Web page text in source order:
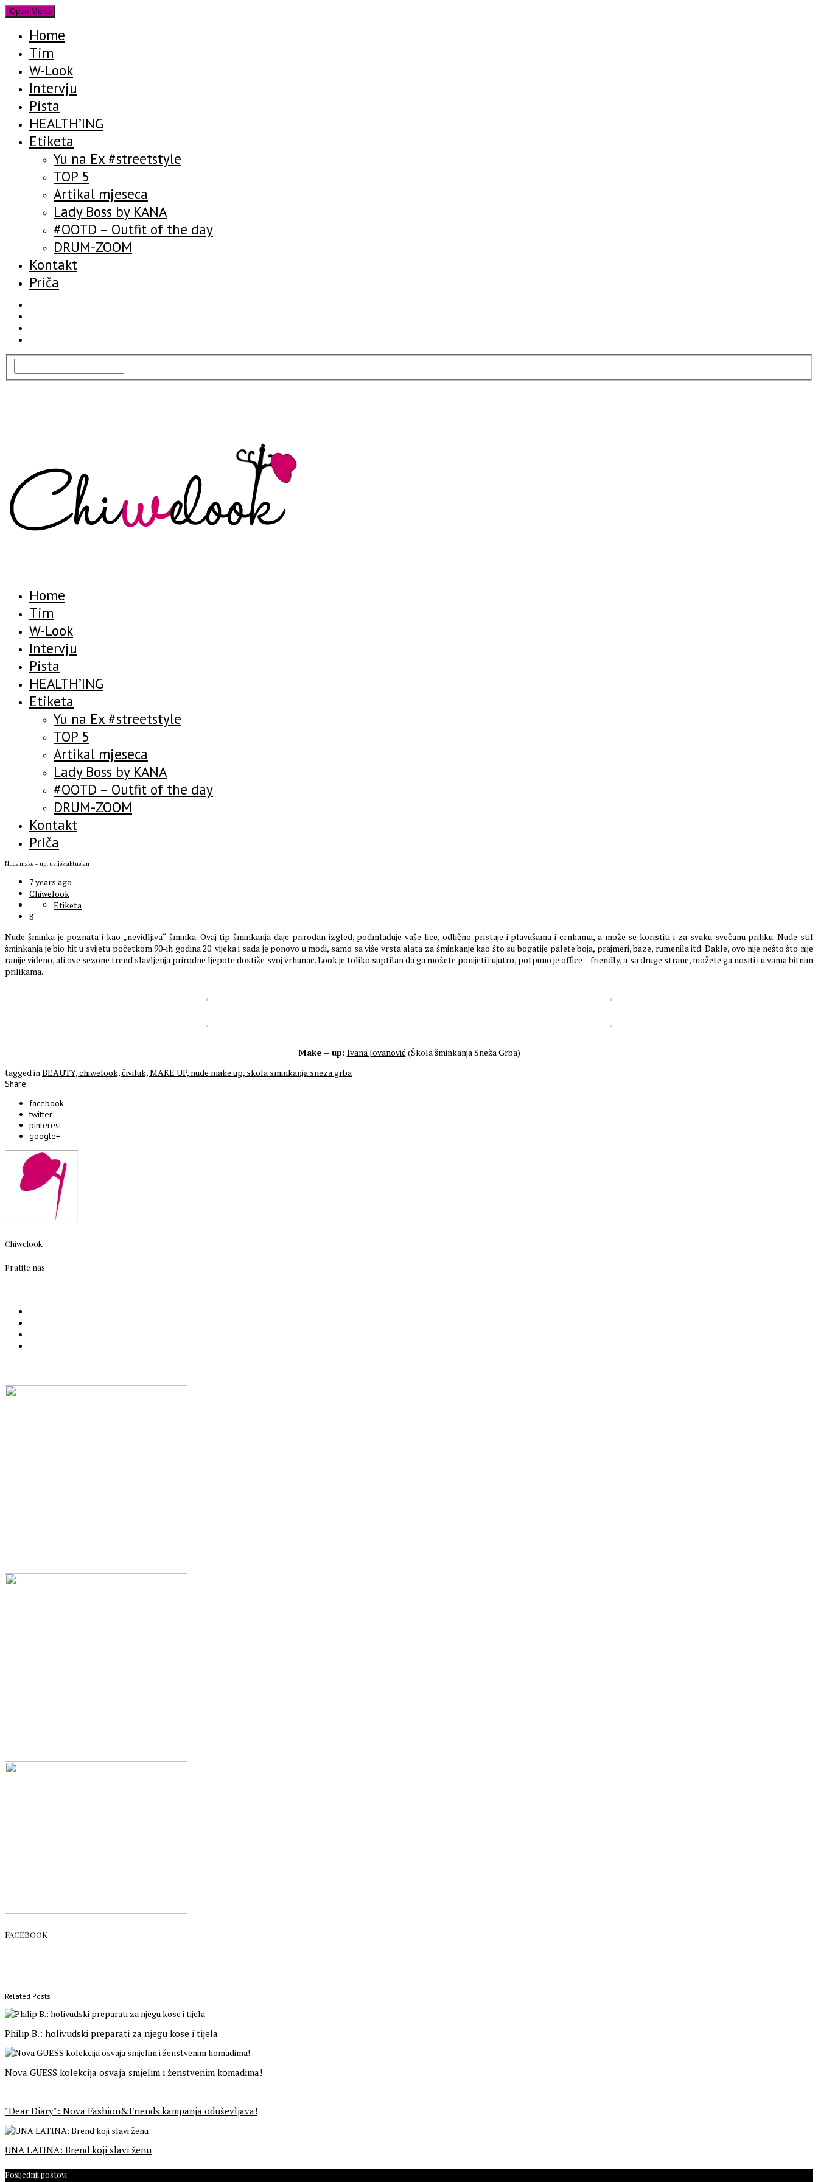
Open Menu
Home
Tim
W-Look
Intervju
Pista
HEALTH’ING
Etiketa
Yu na Ex #streetstyle
TOP 5
Artikal mjeseca
Lady Boss by KANA
#OOTD – Outfit of the day
DRUM-ZOOM
Kontakt
Priča
Home
Tim
W-Look
Intervju
Pista
HEALTH’ING
Etiketa
Yu na Ex #streetstyle
TOP 5
Artikal mjeseca
Lady Boss by KANA
#OOTD – Outfit of the day
DRUM-ZOOM
Kontakt
Priča
Nude make – up: uvijek aktuelan
7 years ago
Chiwelook
Etiketa
8
Nude šminka je poznata i kao „nevidljiva“ šminka. Ovaj tip šminkanja daje prirodan izgled, podmlađuje vaše lice, odlično pristaje i plavušama i crnkama, a može se koristiti i za svaku svečanu priliku. Nude stil
šminkanja je bio hit u svijetu početkom 90-ih godina 20. vijeka i sada je ponovo u modi, samo sa više vrsta alata za šminkanje kao što su bogatije palete boja, prajmeri, baze, rumenila itd. Dakle, ovo nije nešto što nije
ranije viđeno, ali ove sezone trend slavljenja prirodne ljepote dostiže svoj vrhunac. Look je toliko suptilan da ga možete ponijeti i ujutro, potpuno je office – friendly, a sa druge strane, možete ga nositi i u vama bitnim
prilikama.
Make – up: Ivana Jovanović (Škola šminkanja Sneža Grba)
tagged in BEAUTY,chiwelook,čiviluk,MAKE UP, nude make up, skola sminkanja sneza grba
Share:
facebook
twitter
pinterest
google+
Chiwelook
Pratite nas
FACEBOOK
Related Posts
Philip B.: holivudski preparati za njegu kose i tijela
Nova GUESS kolekcija osvaja smjelim i ženstvenim komadima!
"Dear Diary": Nova Fashion&Friends kampanja oduševljava!
UNA LATINA: Brend koji slavi ženu
Posljednji postovi